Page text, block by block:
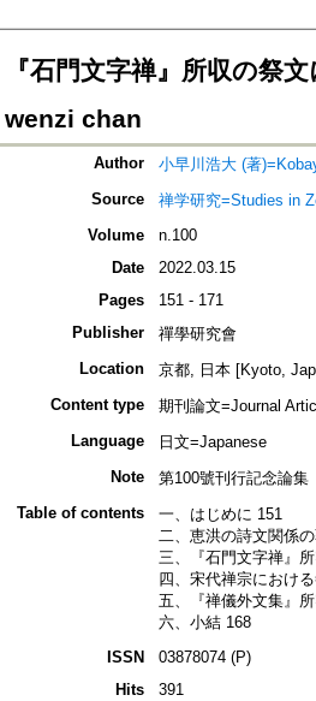
『石門文字禅』所収の
wenzi chan
Author
小早川浩大 (著
Source
禅学研究=Studies in
Volume
n.100
Date
2022.03.15
Pages
151 - 171
Publisher
禪學研究會
Location
京都, 日本 [Kyoto,
Content type
期刊論文=Journal
Language
日文=Japanese
Note
第100號刊行記念論
Table of contents
一、はじめに 151
二、恵洪の詩文関係
三、『石門文字禅』
四、宋代禅宗におけ
五、『禅儀外文集』
六、小結 168
ISSN
03878074 (P)
Hits
391